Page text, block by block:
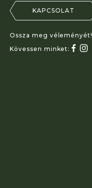
KAPCSOLAT
Ossza meg véleményét!
Kövessen minket: